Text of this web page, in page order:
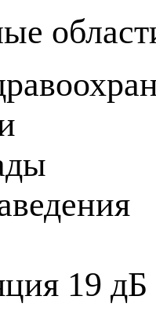
19 дБ